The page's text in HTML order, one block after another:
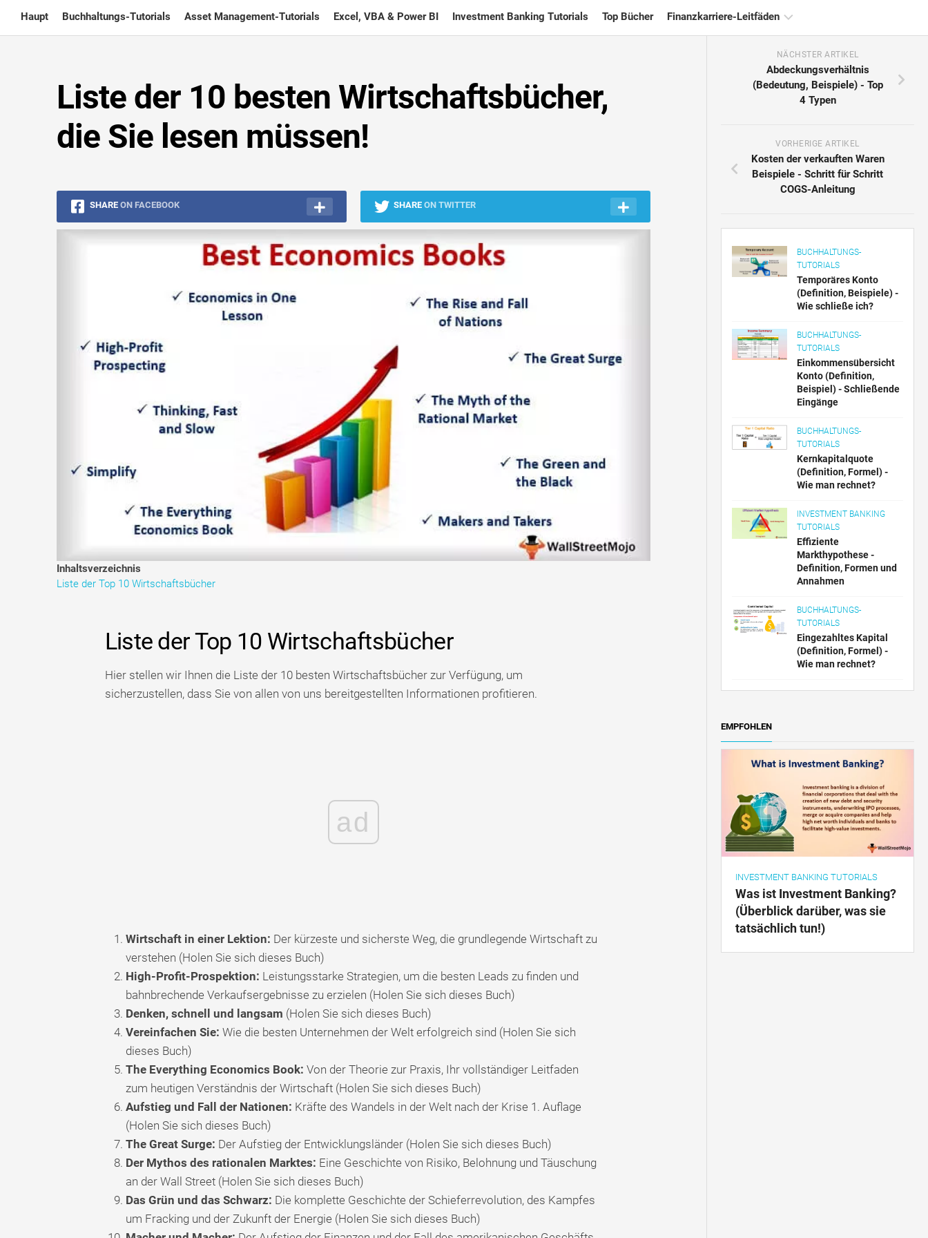
content
Haupt Buchhaltungs-Tutorials Asset Management-Tutorials Excel, VBA & Power BI Investment Banking Tutorials Top Bücher Finanzkarriere-Leitfäden
Finanzmodellierung
Risikomanagement-
Liste der 10 besten Wirtschaftsbücher,
die Sie lesen müssen!
SHARE ON FACEBOOK SHARE ON TWITTER
Inhaltsverzeichnis
Liste der Top 10 Wirtschaftsbücher
Liste der Top 10 Wirtschaftsbücher
Hier stellen wir Ihnen die Liste der 10 besten Wirtschaftsbücher zur Verfügung, um
sicherzustellen, dass Sie von allen von uns bereitgestellten Informationen profitieren.
ad
Wirtschaft in einer Lektion: Der kürzeste und sicherste Weg, die grundlegende Wirtschaft zu
verstehen (Holen Sie sich dieses Buch)
High-Profit-Prospektion: Leistungsstarke Strategien, um die besten Leads zu finden und
bahnbrechende Verkaufsergebnisse zu erzielen (Holen Sie sich dieses Buch)
Denken, schnell und langsam (Holen Sie sich dieses Buch)
Vereinfachen Sie: Wie die besten Unternehmen der Welt erfolgreich sind (Holen Sie sich
dieses Buch)
The Everything Economics Book: Von der Theorie zur Praxis, Ihr vollständiger Leitfaden
zum heutigen Verständnis der Wirtschaft (Holen Sie sich dieses Buch)
Aufstieg und Fall der Nationen: Kräfte des Wandels in der Welt nach der Krise 1. Auflage
(Holen Sie sich dieses Buch)
The Great Surge: Der Aufstieg der Entwicklungsländer (Holen Sie sich dieses Buch)
Der Mythos des rationalen Marktes: Eine Geschichte von Risiko, Belohnung und Täuschung
an der Wall Street (Holen Sie sich dieses Buch)
Das Grün und das Schwarz: Die komplette Geschichte der Schieferrevolution, des Kampfes
um Fracking und der Zukunft der Energie (Holen Sie sich dieses Buch)
NÄCHSTER ARTIKEL
Abdeckungsverhältnis
(Bedeutung, Beispiele) - Top
4 Typen
VORHERIGE ARTIKEL
Kosten der verkauften Waren
Beispiele - Schritt für Schritt
COGS-Anleitung
BUCHHALTUNGS-
TUTORIALS
Temporäres Konto
(Definition, Beispiele) -
Wie schließe ich?
BUCHHALTUNGS-
TUTORIALS
Einkommensübersicht
Konto (Definition,
Beispiel) - Schließende
Eingänge
BUCHHALTUNGS-
TUTORIALS
Kernkapitalquote
(Definition, Formel) -
Wie man rechnet?
INVESTMENT BANKING
TUTORIALS
Effiziente
Markthypothese -
Definition, Formen und
Annahmen
BUCHHALTUNGS-
TUTORIALS
Eingezahltes Kapital
(Definition, Formel) -
Wie man rechnet?
EMPFOHLEN
INVESTMENT BANKING TUTORIALS
Was ist Investment Banking?
(Überblick darüber, was sie
tatsächlich tun!)